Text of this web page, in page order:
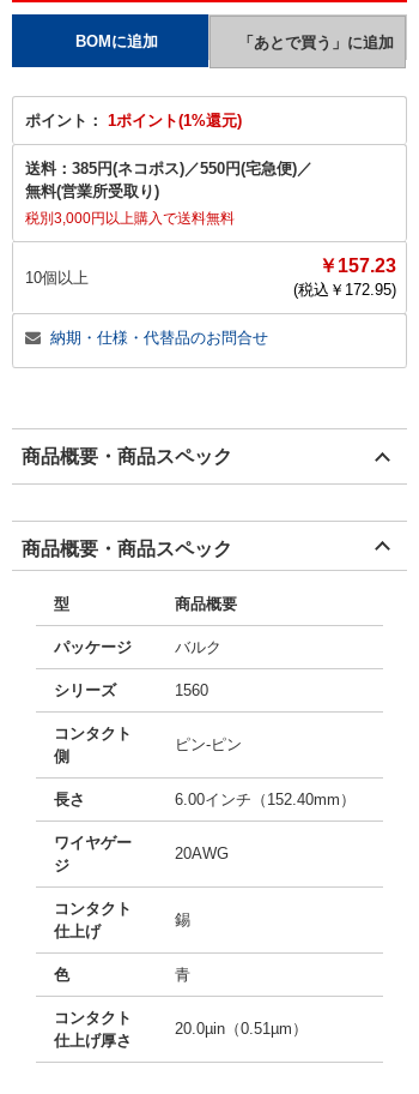
ポイント： 1ポイント(1%還元)
送料： 385円(ネコポス)／550円(宅急便)／
無料(営業所受取り)
税別3,000円以上購入で送料無料
10個以上
￥157.23
(税込￥ 172.95)
納期・仕様・代替品のお問合せ
商品概要・商品スペック
商品概要・商品スペック
型 商品概要
パッケージ バルク
シリーズ 1560
コンタクト
側
ピン-ピン
長さ 6.00インチ（152.40mm）
ワイヤゲー
ジ
20AWG
コンタクト
仕上げ
錫
色 青
コンタクト
仕上げ厚さ
20.0µin（0.51µm）